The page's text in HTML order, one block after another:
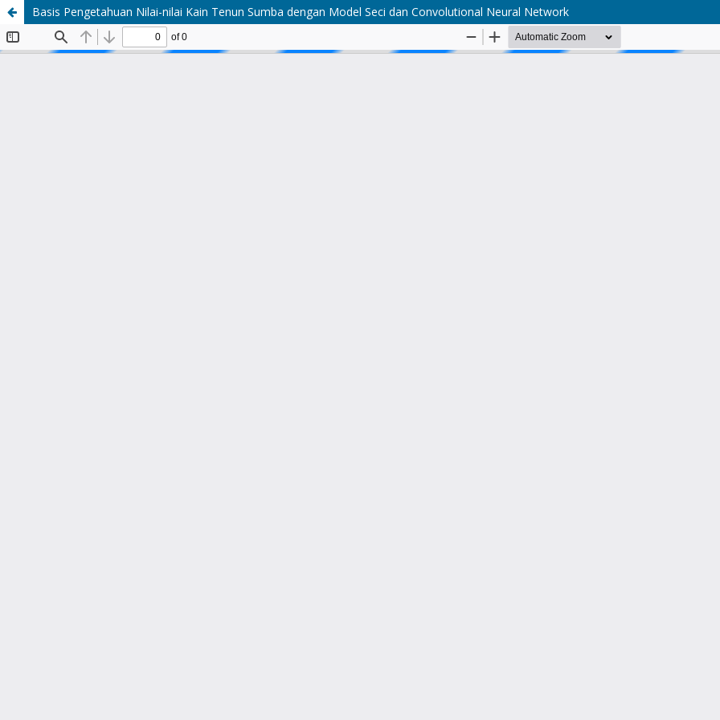
Basis Pengetahuan Nilai-nilai Kain Tenun Sumba dengan Model Seci dan Convolutional Neural Network